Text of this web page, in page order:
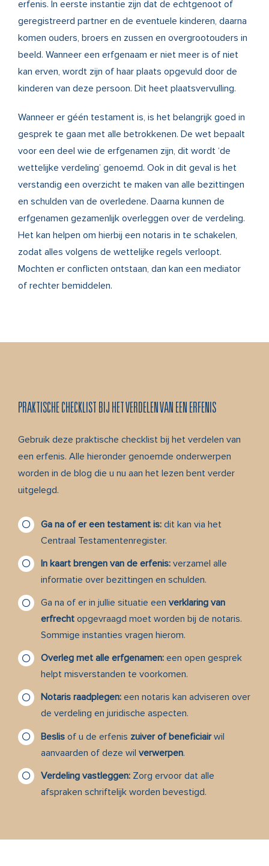
erfenis. In eerste instantie zijn dat de echtgenoot of
geregistreerd partner en de eventuele kinderen, daarna
komen ouders, broers en zussen en overgrootouders in
beeld. Wanneer een erfgenaam er niet meer is of niet
kan erven, wordt zijn of haar plaats opgevuld door de
kinderen van deze persoon. Dit heet plaatsvervulling.
Wanneer er géén testament is, is het belangrijk goed in
gesprek te gaan met alle betrokkenen. De wet bepaalt
voor een deel wie de erfgenamen zijn, dit wordt ‘de
wettelijke verdeling’ genoemd. Ook in dit geval is het
verstandig een overzicht te maken van alle bezittingen
en schulden van de overledene. Daarna kunnen de
erfgenamen gezamenlijk overleggen over de verdeling.
Het kan helpen om hierbij een notaris in te schakelen,
zodat alles volgens de wettelijke regels verloopt.
Mochten er conflicten ontstaan, dan kan een mediator
of rechter bemiddelen.
PRAKTISCHE CHECKLIST BIJ HET VERDELEN VAN EEN ERFENIS
Gebruik deze praktische checklist bij het verdelen van
een erfenis. Alle hieronder genoemde onderwerpen
worden in de blog die u nu aan het lezen bent verder
uitgelegd.
Ga na of er een testament is:dit kan via het
Centraal Testamentenregister.
In kaart brengen van de erfenis: verzamel alle
informatie over bezittingen en schulden.
Ga na of er in jullie situatie een verklaring van
erfrechtopgevraagd moet worden bij de notaris.
Sommige instanties vragen hierom.
Overleg met alle erfgenamen: een open gesprek
helpt misverstanden te voorkomen.
Notaris raadplegen: een notaris kan adviseren over
de verdeling en juridische aspecten.
Beslisof u de erfenis zuiver of beneficiairwil
aanvaarden of deze wilverwerpen.
Verdeling vastleggen: Zorg ervoor dat alle
afspraken schriftelijk worden bevestigd.